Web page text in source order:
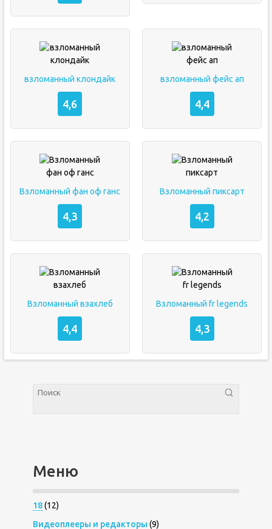
взломанный клондайк
4,6
взломанный фейс ап
4,4
Взломанный фан оф ганс
4,3
Взломанный пиксарт
4,2
Взломанный взахлеб
4,4
Взломанный fr legends
4,3
Меню
18(12)
Видеоплееры и редакторы (9)